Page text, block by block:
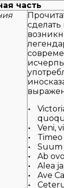
часть
сделать
Veni,
Ab
Alea
Ave